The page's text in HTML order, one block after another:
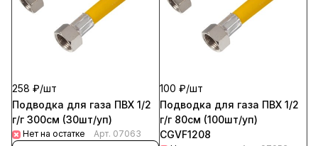
258 ₽/шт
Подводка для газа ПВХ 1/2
г/г 300см (30шт/уп)
Нет на остатке Арт. 07063
100 ₽/шт
Подводка для газа ПВХ 1/2
г/г 80см (100шт/уп)
CGVF1208